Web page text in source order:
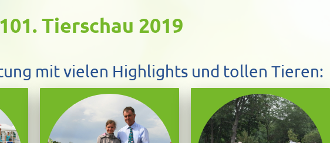
Tierschau 2019
mit vielen Highlights und tollen Tieren: